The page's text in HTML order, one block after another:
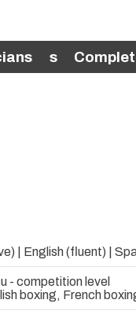
s
| English (fluent) |
- competition level
boxing, French